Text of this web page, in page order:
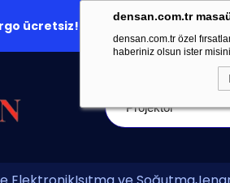
densan.com.tr
densan.com.tr özel
haberiniz olsun ister
ücretsiz!